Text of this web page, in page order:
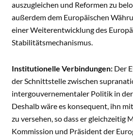
auszugleichen und Reformen zu
außerdem dem Europäischen
einer Weiterentwicklung des
Stabilitätsmechanismus.
Institutionelle Verbindungen: Der
der Schnittstelle zwischen
intergouvernementaler Politik in
Deshalb wäre es konsequent, ihn
zu versehen, so dass er gleichzeitig
Kommission und Präsident der